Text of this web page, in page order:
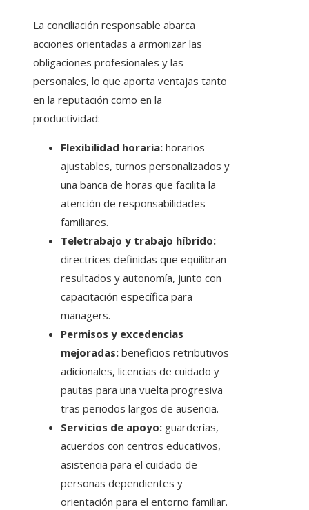
La conciliación responsable abarca
acciones orientadas a armonizar las
obligaciones profesionales y las
personales, lo que aporta ventajas tanto
en la reputación como en la
productividad:
Flexibilidad horaria: horarios
ajustables, turnos personalizados y
una banca de horas que facilita la
atención de responsabilidades
familiares.
Teletrabajo y trabajo híbrido:
directrices definidas que equilibran
resultados y autonomía, junto con
capacitación específica para
managers.
Permisos y excedencias
mejoradas: beneficios retributivos
adicionales, licencias de cuidado y
pautas para una vuelta progresiva
tras periodos largos de ausencia.
Servicios de apoyo: guarderías,
acuerdos con centros educativos,
asistencia para el cuidado de
personas dependientes y
orientación para el entorno familiar.